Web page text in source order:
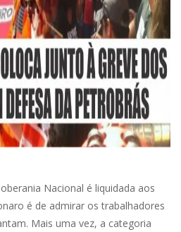
Nacional é liquidada aos
é de admirar os trabalhadores
Mais uma vez, a categoria